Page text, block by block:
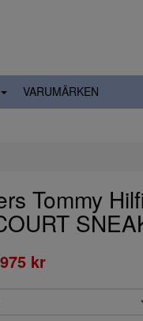
VARUMÄRKEN
Tommy
975 kr